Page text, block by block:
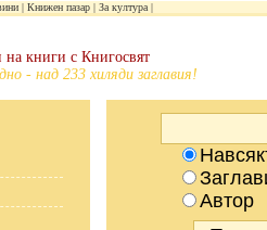
Книжен пазар За култура
- над 233 хиляди заглавия!
Автор